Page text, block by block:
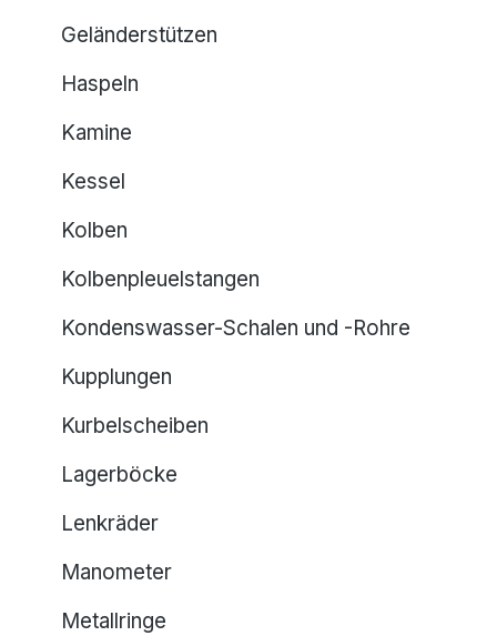
Geländerstützen
Haspeln
Kamine
Kessel
Kolben
Kolbenpleuelstangen
Kondenswasser-Schalen und -Rohre
Kupplungen
Kurbelscheiben
Lagerböcke
Lenkräder
Manometer
Metallringe